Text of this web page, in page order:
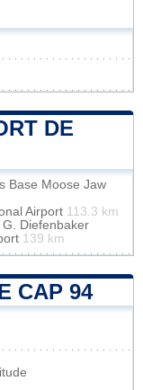
DE
Base Moose Jaw
Airport 113.3 km
Diefenbaker
139 km
CAP 94